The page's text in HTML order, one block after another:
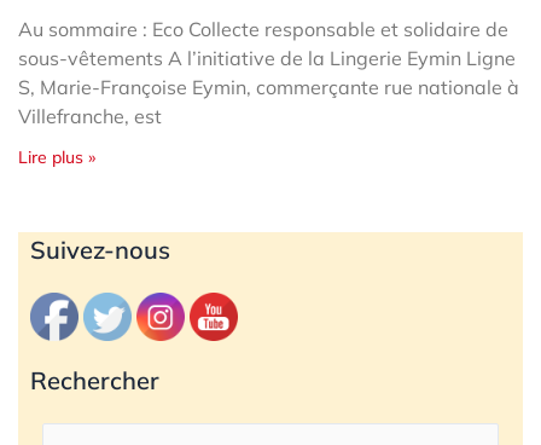
Au sommaire : Eco Collecte responsable et solidaire de
sous-vêtements A l’initiative de la Lingerie Eymin Ligne
S, Marie-Françoise Eymin, commerçante rue nationale à
Villefranche, est
Lire plus »
Suivez-nous
Rechercher
Archives